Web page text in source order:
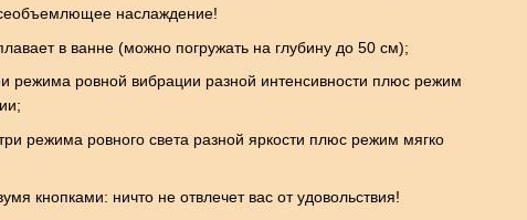
наслаждение!
в ванне (можно погружать на глубину до 50 см);
режима ровной вибрации разной интенсивности плюс режим
режима ровного света разной яркости плюс режим мягко
кнопками: ничто не отвлечет вас от удовольствия!